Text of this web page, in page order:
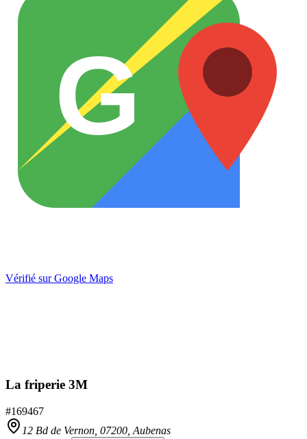
G
Vérifié sur Google Maps
La friperie 3M
#169467
12 Bd de Vernon, 07200 Aubenas